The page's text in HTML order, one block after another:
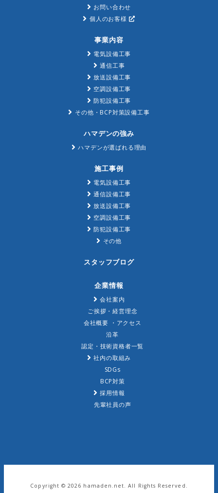
お問い合わせ
個人のお客様
事業内容
電気設備工事
通信工事
放送設備工事
空調設備工事
防犯設備工事
その他・BCP対策設備工事
ハマデンの強み
ハマデンが選ばれる理由
施工事例
電気設備工事
通信設備工事
放送設備工事
空調設備工事
防犯設備工事
その他
スタッフブログ
企業情報
会社案内
ご挨拶・経営理念
会社概要 ・アクセス
沿革
認定・技術資格者一覧
社内の取組み
SDGs
BCP対策
採用情報
先輩社員の声
Copyright ©2026 hamaden.net. All Rights Reserved.